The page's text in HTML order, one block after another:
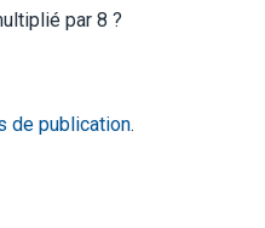
par 8 ?
de publication.